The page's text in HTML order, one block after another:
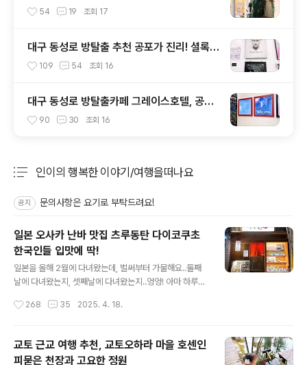
따끈한 후기 공포도는 SOSO
54 19 조회 17
대구 동성로 방탈출 추천 공포가 진리! 셜록홈
즈 랑슈뷰티연구소
109 54 조회 16
대구 동성로 방탈출카페 그레이스호텔, 공포
도 최고! 여우골 보다 재밌어요~
90 30 조회 16
인이의 행복한 이야기/여행을떠나요
공지 문의사항은 요기로 부탁드려요!
일본 오사카 난바 맛집 츠루동탄 다이코쿠초
한국인들 입맛에 딱!
일본을 올해 2월에 다녀왔는데, 벌써부터 가물해요..둘째
날에 다녀왔는지, 셋째날에 다녀왔는지..엉엉! 아마 하루카
드님과의 마지막 여정이었던 것 같은데- 마지막까지 맛있
에서, 저는 개인적으로 개인 가이드 고용을 추천드리는데
요- 4인이 거의 기본 같은 느낌이라, 4인 이상이시라면 개
268 35 2025. 4. 18.
교토 근교 여행 추천, 교토오하라 마을 호센인
피묻은 천장과 고요한 정원